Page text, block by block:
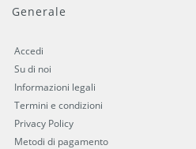
Generale
Accedi
Su di noi
Informazioni legali
Termini e condizioni
Privacy Policy
Metodi di pagamento